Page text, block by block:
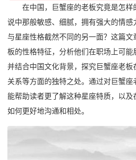
在中国，巨蟹座的老板究竟是怎
说中那般敏感、细腻，拥有强大的情感
与星座性格截然不同的另一面？这篇
板的性格特征，分析他们在职场上可能
并结合中国文化背景，探究巨蟹座老
关系等方面的独特之处。通过对巨蟹座
能帮助读者更了解这种星座特质，以
如何更好地沟通和相处。